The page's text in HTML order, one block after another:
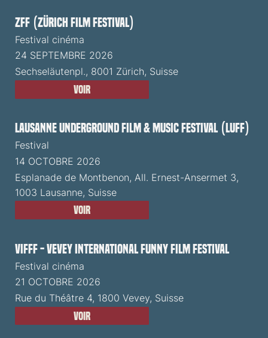
ZFF (Zürich Film Festival)
Festival cinéma
24 SEPTEMBRE 2026
Sechseläutenpl., 8001 Zürich, Suisse
Voir
Lausanne Underground Film & Music Festival (LUFF)
Festival
14 OCTOBRE 2026
Esplanade de Montbenon, All. Ernest-Ansermet 3,
1003 Lausanne, Suisse
Voir
VIFFF - Vevey International Funny Film Festival
Festival cinéma
21 OCTOBRE 2026
Rue du Théâtre 4, 1800 Vevey, Suisse
Voir